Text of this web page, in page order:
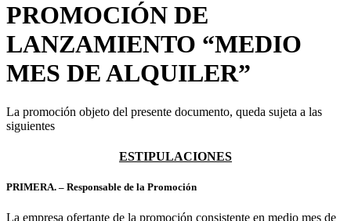
PROMOCIÓN DE
LANZAMIENTO “MEDIO
MES DE ALQUILER”
La promoción objeto del presente documento, queda sujeta a las
siguientes
ESTIPULACIONES
PRIMERA. – Responsable de la Promoción
La empresa ofertante de la promoción consistente en medio mes de